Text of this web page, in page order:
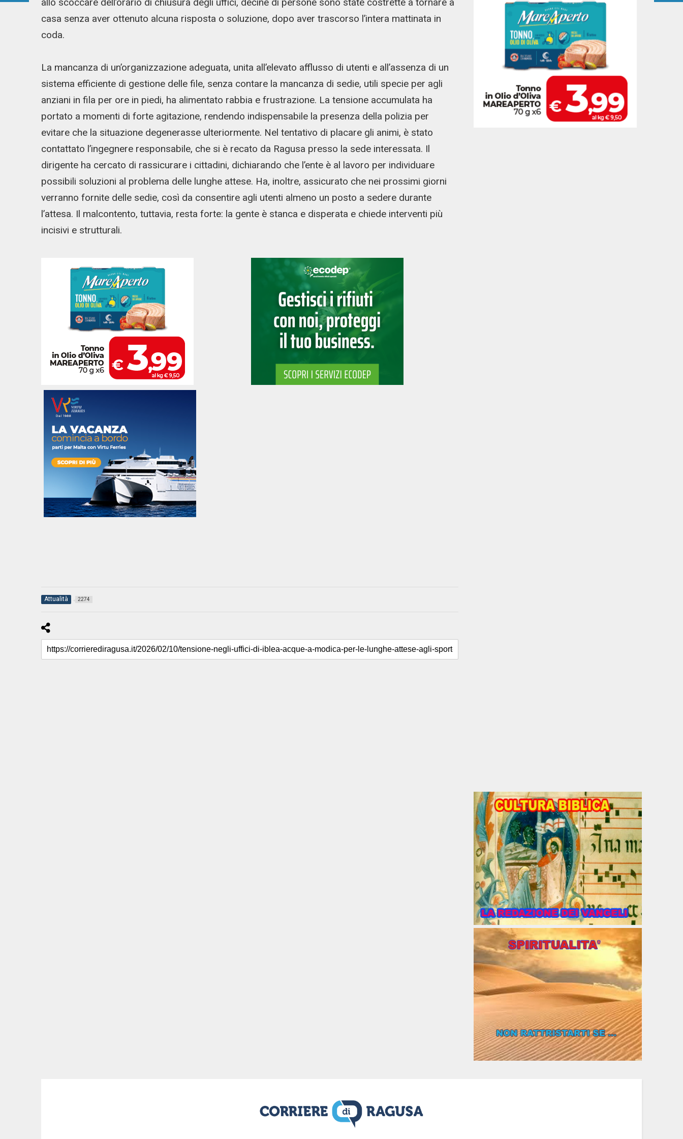
casa senza aver ottenuto alcuna risposta o soluzione, dopo aver trascorso l’intera mattinata in
coda.
La mancanza di un’organizzazione adeguata, unita all’elevato afflusso di utenti e all’assenza di un
sistema efficiente di gestione delle file, senza contare la mancanza di sedie, utili specie per agli
anziani in fila per ore in piedi, ha alimentato rabbia e frustrazione. La tensione accumulata ha
portato a momenti di forte agitazione, rendendo indispensabile la presenza della polizia per
evitare che la situazione degenerasse ulteriormente. Nel tentativo di placare gli animi, è stato
contattato l’ingegnere responsabile, che si è recato da Ragusa presso la sede interessata. Il
dirigente ha cercato di rassicurare i cittadini, dichiarando che l’ente è al lavoro per individuare
possibili soluzioni al problema delle lunghe attese. Ha, inoltre, assicurato che nei prossimi giorni
verranno fornite delle sedie, così da consentire agli utenti almeno un posto a sedere durante
l’attesa. Il malcontento, tuttavia, resta forte: la gente è stanca e disperata e chiede interventi più
incisivi e strutturali.
Attualità 2274